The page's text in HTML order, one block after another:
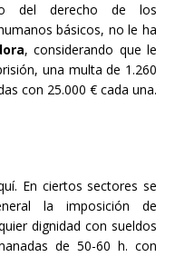
del derecho de los
básicos, no le ha
, considerando que le
una multa de 1.260
con 25.000 € cada una.
En ciertos sectores se
la imposición de
dignidad con sueldos
de 50-60 h. con